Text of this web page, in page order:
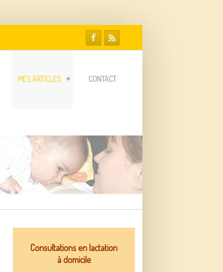
MES ARTICLES CONTACT
Consultations en lactation
à domicile